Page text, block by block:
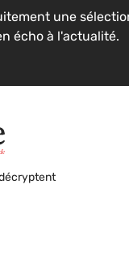
une
écho à l'actualité.